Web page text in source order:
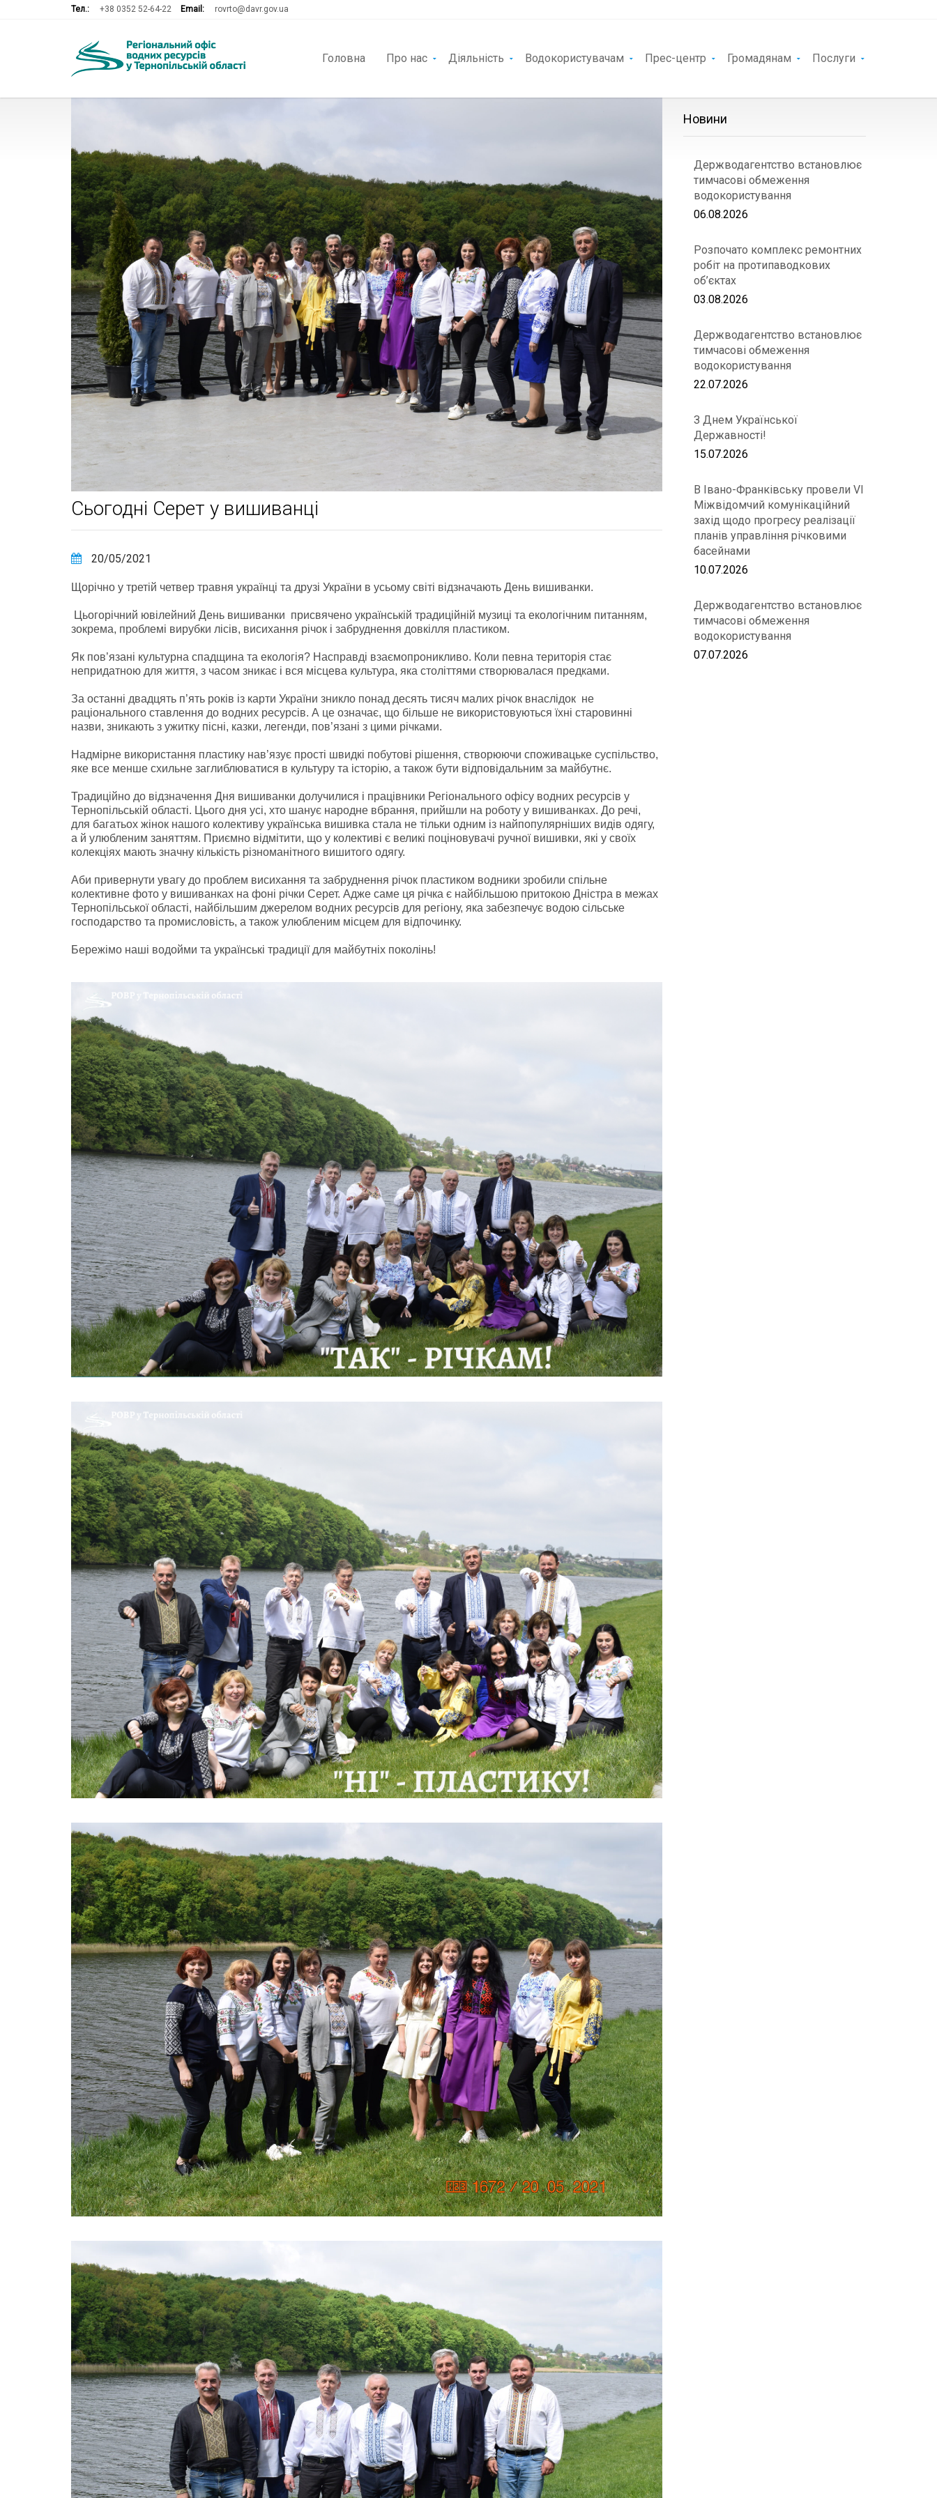
Тел.: +38 0352 52-64-22 Email: rovrto@davr.gov.ua
Головна Про нас Діяльність Водокористувачам Прес-центр Громадянам Послуги
Сьогодні Серет у вишиванці
20/05/2021
Щорічно у третій четвер травня українці та друзі України в усьому світі відзначають День вишиванки.
Цьогорічний ювілейний День вишиванки присвячено українській традиційній музиці та екологічним питанням,
зокрема, проблемі вирубки лісів, висихання річок і забруднення довкілля пластиком.
Як пов’язані культурна спадщина та екологія? Насправді взаємопроникливо. Коли певна територія стає
непридатною для життя, з часом зникає і вся місцева культура, яка століттями створювалася предками.
За останні двадцять п’ять років із карти України зникло понад десять тисяч малих річок внаслідок не
раціонального ставлення до водних ресурсів. А це означає, що більше не використовуються їхні старовинні
назви, зникають з ужитку пісні, казки, легенди, пов’язані з цими річками.
Надмірне використання пластику нав’язує прості швидкі побутові рішення, створюючи споживацьке суспільство,
яке все менше схильне заглиблюватися в культуру та історію, а також бути відповідальним за майбутнє.
Традиційно до відзначення Дня вишиванки долучилися і працівники Регіонального офісу водних ресурсів у
Тернопільській області. Цього дня усі, хто шанує народне вбрання, прийшли на роботу у вишиванках. До речі,
для багатьох жінок нашого колективу українська вишивка стала не тільки одним із найпопулярніших видів одягу,
а й улюбленим заняттям. Приємно відмітити, що у колективі є великі поціновувачі ручної вишивки, які у своїх
колекціях мають значну кількість різноманітного вишитого одягу.
Аби привернути увагу до проблем висихання та забруднення річок пластиком водники зробили спільне
колективне фото у вишиванках на фоні річки Серет. Адже саме ця річка є найбільшою притокою Дністра в межах
Тернопільської області, найбільшим джерелом водних ресурсів для регіону, яка забезпечує водою сільське
господарство та промисловість, а також улюбленим місцем для відпочинку.
Бережімо наші водойми та українські традиції для майбутніх поколінь!
Новини
Держводагентство встановлює
тимчасові обмеження
водокористування
06.08.2026
Розпочато комплекс ремонтних
робіт на протипаводкових
об’єктах
03.08.2026
Держводагентство встановлює
тимчасові обмеження
водокористування
22.07.2026
З Днем Української
Державності!
15.07.2026
В Івано-Франківську провели VІ
Міжвідомчий комунікаційний
захід щодо прогресу реалізації
планів управління річковими
басейнами
10.07.2026
Держводагентство встановлює
тимчасові обмеження
водокористування
07.07.2026